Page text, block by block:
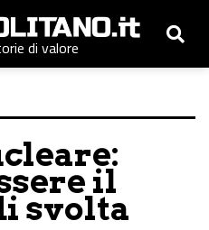
di valore
il
svolta